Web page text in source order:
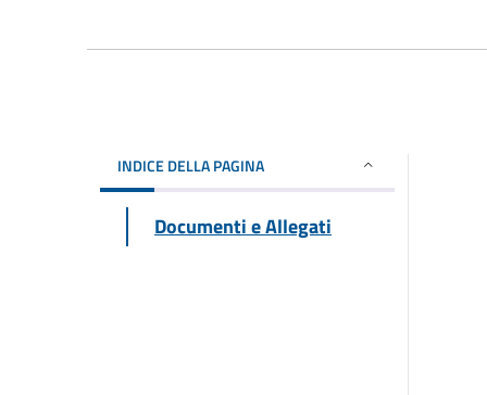
INDICE DELLA PAGINA
Documenti e Allegati